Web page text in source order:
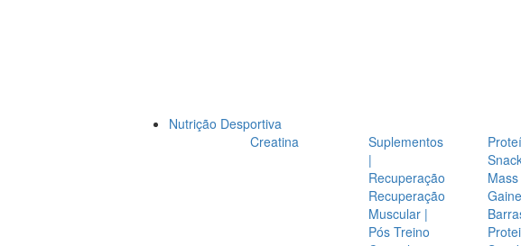
Nutrição Desportiva
Creatina
Suplementos
|
Recuperação
Recuperação
Muscular |
Pós Treino
Mass